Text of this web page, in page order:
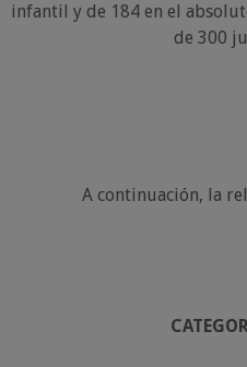
infantil y de 184 en el
de 300
A continuación, la